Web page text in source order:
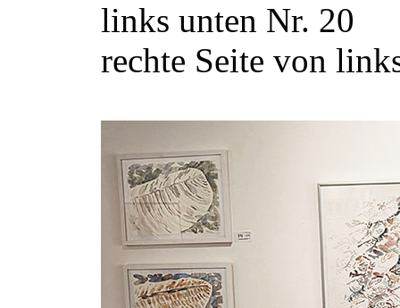
links unten Nr. 20
rechte Seite von